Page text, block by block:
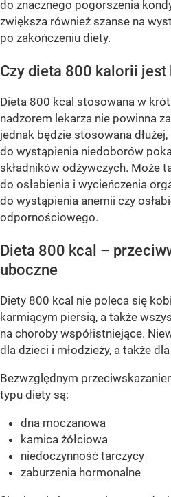
do znacznego pogorszenia
zwiększa również szanse na
po zakończeniu diety.
Czy dieta 800 kalorii jest
Dieta 800 kcal stosowana w
nadzorem lekarza nie powinna
jednak będzie stosowana
do wystąpienia niedoborów
składników odżywczych. Może
do osłabienia i wycieńczenia
do wystąpienia anemii czy
odpornościowego.
Dieta 800 kcal –
uboczne
Diety 800 kcal nie poleca się
karmiącym piersią, a także
na choroby współistniejące.
dla dzieci i młodzieży, a także
Bezwzględnym
typu diety są:
dna moczanowa
kamica żółciowa
niedoczynność tarczycy
zaburzenia hormonalne